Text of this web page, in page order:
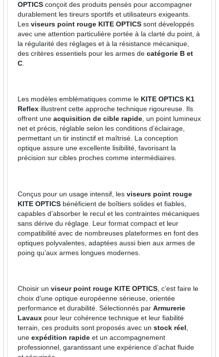
OPTICS conçoit des produits pensés pour accompagner
durablement les tireurs sportifs et utilisateurs exigeants.
Lesviseurs point rouge KITE OPTICS sont développés
avec une attention particulière portée à la clarté du point, à
la régularité des réglages et à la résistance mécanique,
des critères essentiels pour les armes decatégorie B et
C
Les modèles emblématiques comme le KITE OPTICS K1
Reflex illustrent cette approche technique rigoureuse. Ils
offrent uneacquisition de cible rapide, un point lumineux
net et précis, réglable selon les conditions d’éclairage,
permettant un tir instinctif et maîtrisé. La conception
optique assure une excellente lisibilité, favorisant la
précision sur cibles proches comme intermédiaires.
Conçus pour un usage intensif, lesviseurs point rouge
KITE OPTICS bénéficient de boîtiers solides et fiables,
capables d’absorber le recul et les contraintes mécaniques
sans dérive du réglage. Leur format compact et leur
compatibilité avec de nombreuses plateformes en font des
optiques polyvalentes, adaptées aussi bien aux armes de
poing qu’aux armes longues modernes.
Choisir unviseur point rouge KITE OPTICS, c’est faire le
choix d’une optique européenne sérieuse, orientée
performance et durabilité. Sélectionnés parArmurerie
Lavaux pour leur cohérence technique et leur fiabilité
terrain, ces produits sont proposés avec unstock réel ,
uneexpédition rapide et un accompagnement
professionnel, garantissant une expérience d’achat fluide